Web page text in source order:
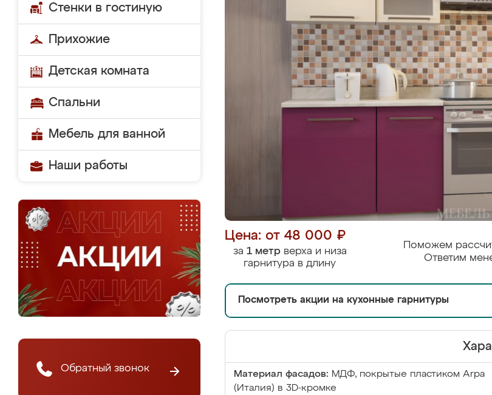
Стенки в гостиную
Прихожие
Детская комната
Спальни
Мебель для ванной
Наши работы
Обратный звонок
Цена: от 48 000 ₽
за 1 метрверха и низа
гарнитура в длину
Поможем
Ответим
Посмотреть акции на кухонные гарнитуры
Материал фасадов: МДФ, покрытые пластиком Arpa
(Италия) в 3D-кромке